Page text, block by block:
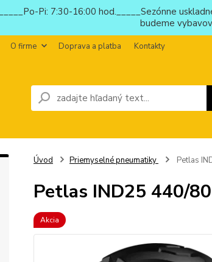
Pi: 7:30-16:00 hod._____Sezónne
budeme
O firme Doprava a platba Kontakty
Úvod Priemyselné pneumatiky Petlas
Petlas IND25 440/
Akcia